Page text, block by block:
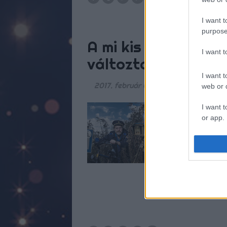
I want
I want
I want
web or
I want
or app.
I want
I want
A mi kis falunk a
változtatta
2017. február 04.
A héten mutatta
saját gyártású
által jócskán
számokban